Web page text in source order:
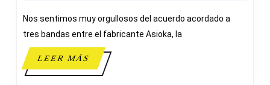
Nos sentimos muy orgullosos del acuerdo acordado a
tres bandas entre el fabricante Asioka, la
LEER MÁSLEER
MÁS